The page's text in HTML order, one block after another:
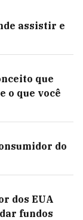
assistir e
que
o que você
do
dos EUA
fundos